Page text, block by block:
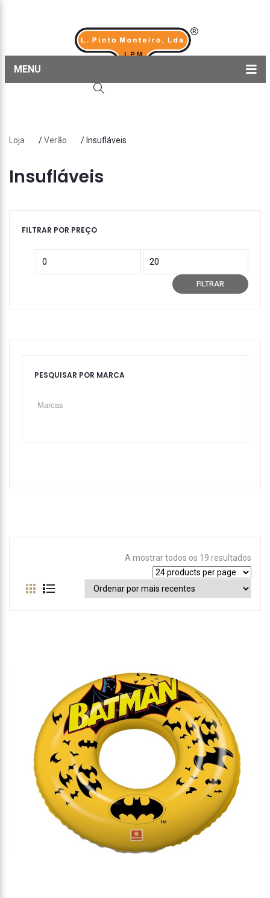
MENU
Sobre nós
Loja /Verão / Insufláveis
Insufláveis
FILTRAR POR PREÇO
Preço
Preço
máximo
FILTRAR
PESQUISAR POR MARCA
A mostrar todos os 19 resultados